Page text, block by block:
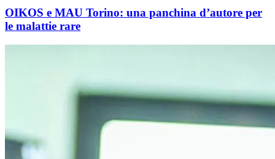
OIKOS e MAU Torino: una panchina d’autore per
le malattie rare